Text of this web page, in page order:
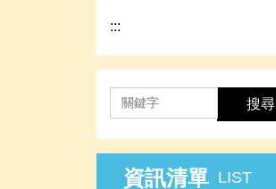
:::
搜尋
資訊清單 LIST